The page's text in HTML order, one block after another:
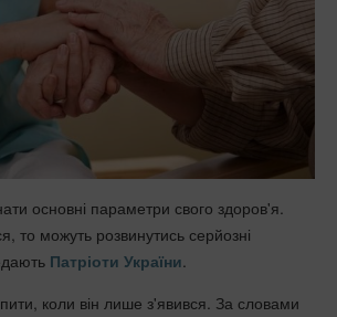
основні параметри свого здоров'я.
то можуть розвинутись серйозні
Патріоти України.
коли він лише з'явився. За словами